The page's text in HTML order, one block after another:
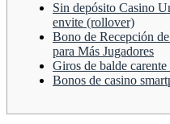
Sin depósito Casino
envite (rollover)
Bono de Recepción
para Más Jugadores
Giros de balde carente
Bonos de casino